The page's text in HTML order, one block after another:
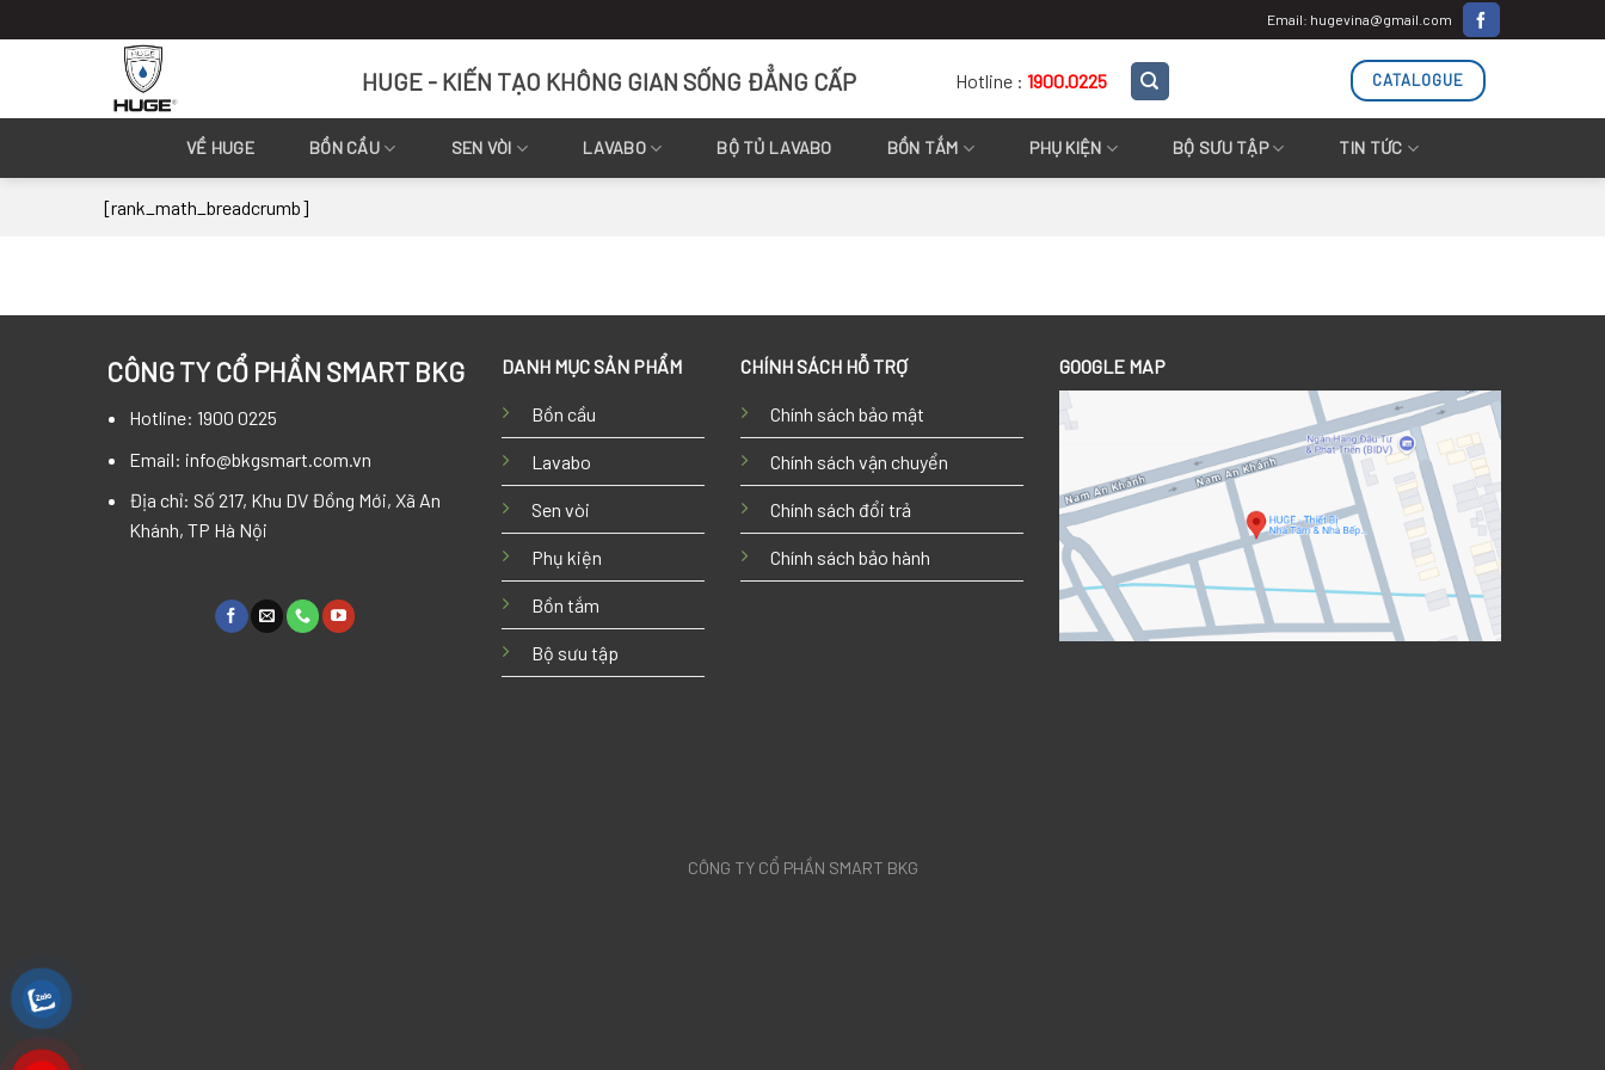
to
Email: hugevina@gmail.com
HUGE - KIẾN TẠO KHÔNG GIAN SỐNG ĐẲNG CẤP Hotline : 1900.0225 CATALOGUE
VỀ HUGE BỒN CẦU SEN VÒI LAVABO BỘ TỦ LAVABO BỒN TẮM PHỤ KIỆN BỘ SƯU TẬP TIN TỨC
[rank_math_breadcrumb]
CÔNG TY CỔ PHẦN SMART BKG
Hotline: 1900 0225
Email: info@bkgsmart.com.vn
Địa chỉ: Số 217, Khu DV Đồng Mới, Xã An
Khánh, TP Hà Nội
DANH MỤC SẢN PHẨM
Bồn cầu
Lavabo
Sen vòi
Phụ kiện
Bồn tắm
Bộ sưu tập
CHÍNH SÁCH HỖ TRỢ
Chính sách bảo mật
Chính sách vận chuyển
Chính sách đổi trả
Chính sách bảo hành
GOOGLE MAP
CÔNG TY CỔ PHẦN SMART BKG